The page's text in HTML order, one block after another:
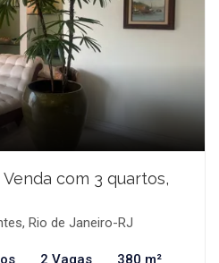
com 3 quartos,
Rio de Janeiro-RJ
2 Vagas 380 m²